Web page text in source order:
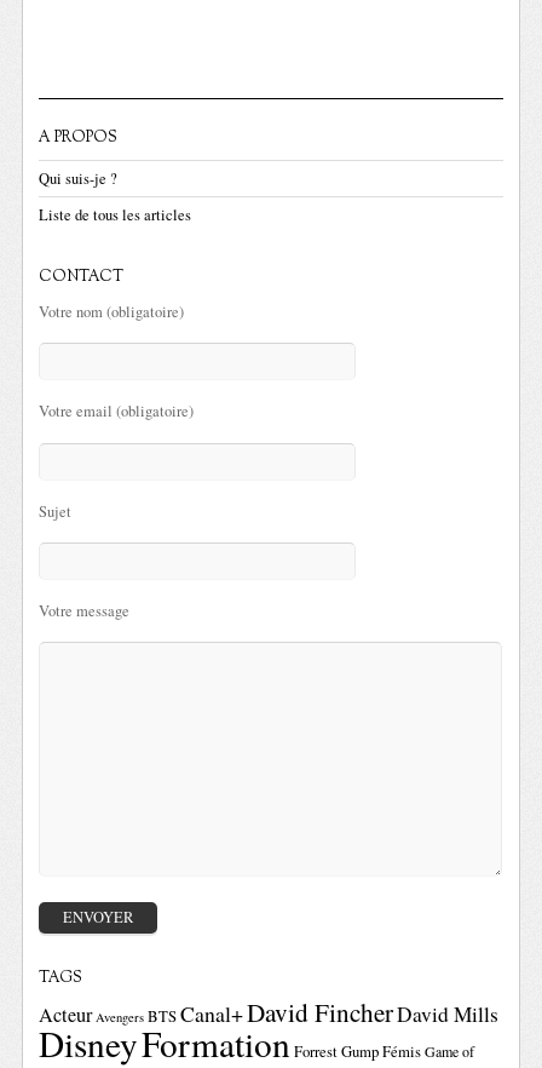
A PROPOS
Qui suis-je ?
Liste de tous les articles
CONTACT
Votre nom (obligatoire)
Votre email (obligatoire)
Sujet
Votre message
TAGS
Acteur Avengers BTSCanal+David FincherDavid Mills
DisneyFormationForrest GumpFémis Game of